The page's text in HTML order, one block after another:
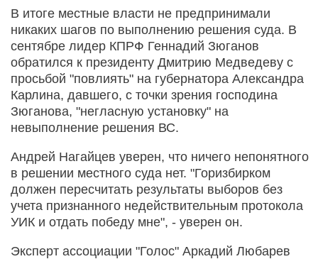
В итоге местные власти не предпринимали
никаких шагов по выполнению решения суда. В
сентябре лидер КПРФ Геннадий Зюганов
обратился к президенту Дмитрию Медведеву с
просьбой "повлиять" на губернатора Александра
Карлина, давшего, с точки зрения господина
Зюганова, "негласную установку" на
невыполнение решения ВС.
Андрей Нагайцев уверен, что ничего непонятного
в решении местного суда нет. "Горизбирком
должен пересчитать результаты выборов без
учета признанного недействительным протокола
УИК и отдать победу мне", - уверен он.
Эксперт ассоциации "Голос" Аркадий Любарев